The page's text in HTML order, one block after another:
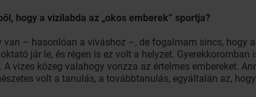
hogy a vízilabda az „okos emberek” sportja?
van – hasonlóan a víváshoz –, de fogalmam sincs, hogy
jár le, és régen is ez volt a helyzet.
vizes közeg valahogy vonzza az értelmes embereket.
volt a tanulás, a továbbtanulás, egyáltalán az,